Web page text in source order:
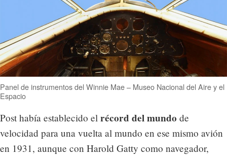
Panel de instrumentos del Winnie Mae – Museo Nacional del Aire y el
Espacio
Post había establecido el récord del mundo de
velocidad para una vuelta al mundo en ese mismo avión
en 1931, aunque con Harold Gatty como navegador,